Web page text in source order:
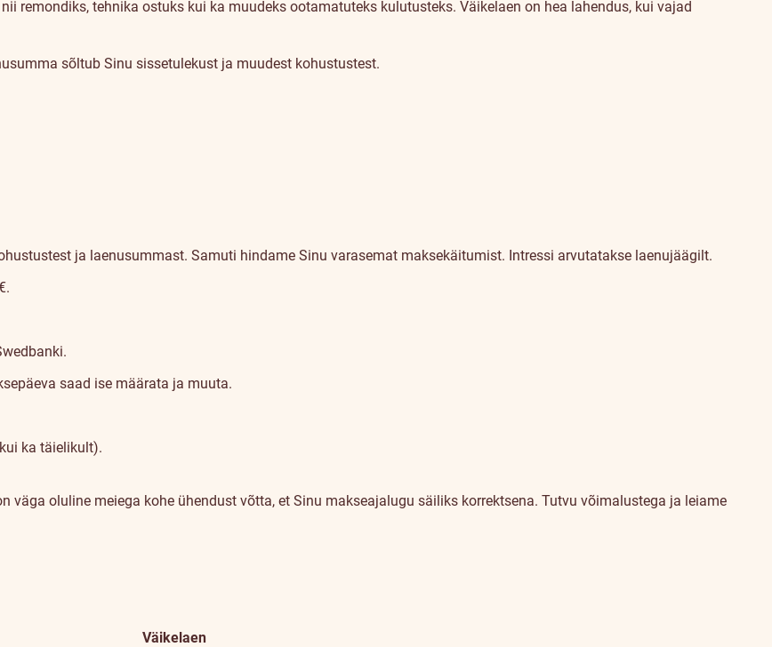
remondiks, tehnika ostuks kui ka muudeks ootamatuteks kulutusteks. Väikelaen on hea lahendus, kui vajad
sõltub Sinu sissetulekust ja muudest kohustustest.
ja laenusummast. Samuti hindame Sinu varasemat maksekäitumist. Intressi arvutatakse laenujäägilt.
saad ise määrata ja muuta.
ka täielikult).
väga oluline meiega kohe ühendust võtta, et Sinu makseajalugu säiliks korrektsena. Tutvu võimalustega ja leiame
Väikelaen